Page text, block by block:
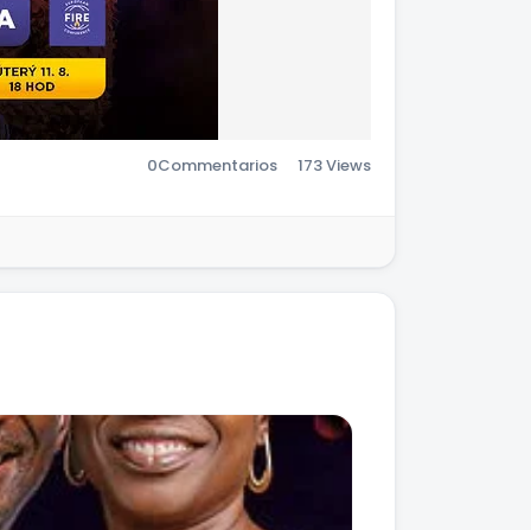
0Commentarios 173 Views